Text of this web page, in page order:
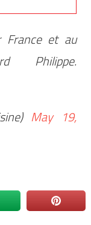
France et au
Philippe.
May 19,